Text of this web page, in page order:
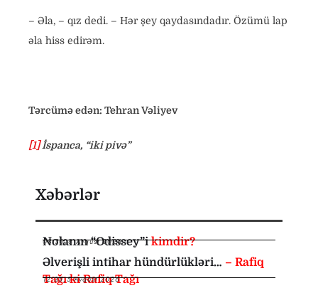
– Əla, – qız dedi. – Hər şey qaydasındadır. Özümü lap
əla hiss edirəm.
Tərcümə edən: Tehran Vəliyev
[1]İspanca, “iki pivə”
Xəbərlər
Nolanın “Odissey”ikimdir?
08:30,6 Avqust 2026
Əlverişli intihar hündürlükləri… – Rafiq
Tağı ki Rafiq Tağı
12:35,5 Avqust 2026